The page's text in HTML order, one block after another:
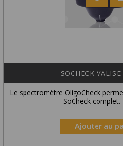
SOCHECK VALISE
Le spectromètre OligoCheck
SoCheck complet.
Ajouter au